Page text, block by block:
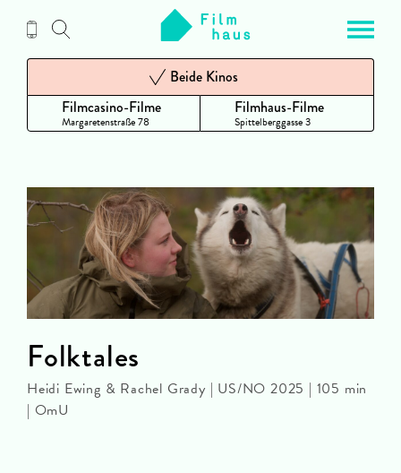
Inhalt
Filmcasino-Filme
Margaretenstraße 78
Beide Kinos
Filmhaus-Filme
Spittelberggasse 3
Folktales
Heidi Ewing & Rachel Grady | US/NO 2025 | 105 min
| OmU